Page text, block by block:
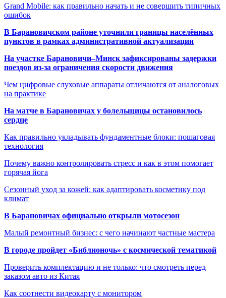
Grand Mobile: как правильно начать и не совершить типичных
ошибок
В Барановичском районе уточнили границы населённых
пунктов в рамках административной актуализации
На участке Барановичи–Минск зафиксированы задержки
поездов из-за ограничения скорости движения
Чем цифровые слуховые аппараты отличаются от аналоговых
на практике
На матче в Барановичах у болельщицы остановилось
сердце
Как правильно укладывать фундаментные блоки: пошаговая
технология
Почему важно контролировать стресс и как в этом помогает
горячая йога
Сезонный уход за кожей: как адаптировать косметику под
климат
В Барановичах официально открыли мотосезон
Малый ремонтный бизнес: с чего начинают частные мастера
В городе пройдет «Библионочь» с космической тематикой
Проверить комплектацию и не только: что смотреть перед
заказом авто из Китая
Как соотнести видеокарту с монитором